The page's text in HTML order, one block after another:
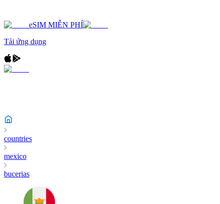
eSIM MIỄN PHÍ
Tải ứng dụng
countries
mexico
bucerias